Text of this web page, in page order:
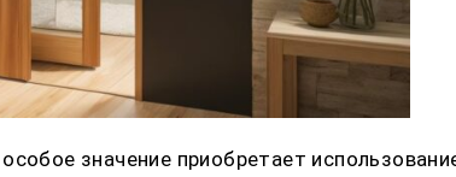
значение приобретает